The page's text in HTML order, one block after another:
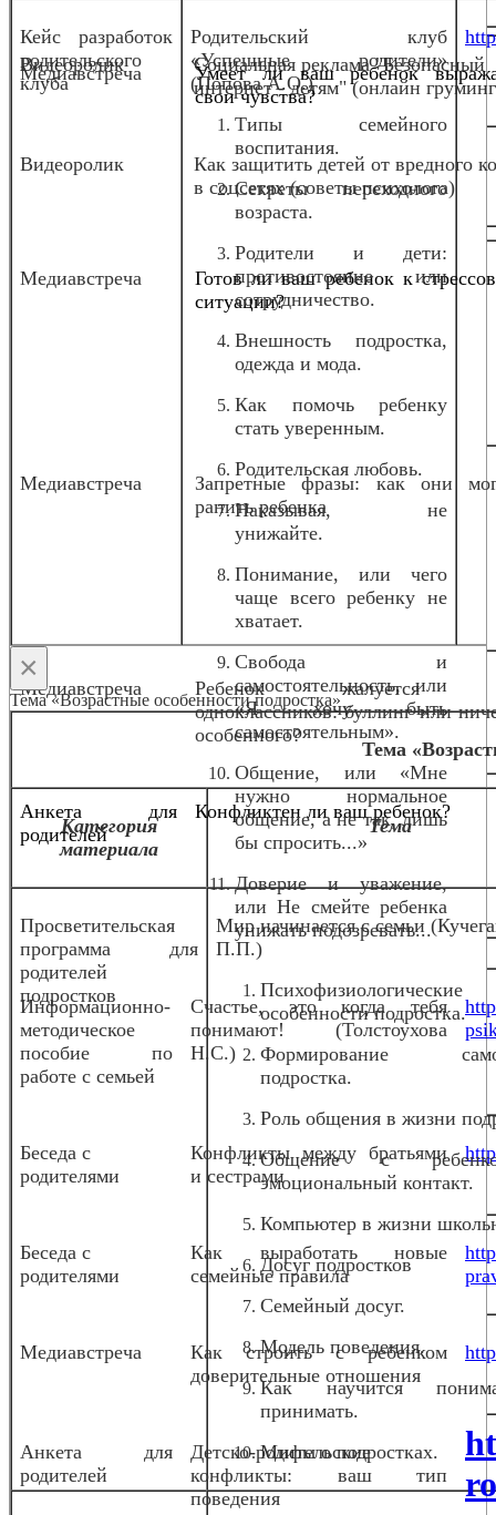
Видеоролик
Социальная реклама "Безопасный
интернет - детям" (онлайн
Видеоролик
Как защитить детей от вредного
в соцсетях (советы психолога)
Медиавстреча
Умеет ли ваш ребенок
свои чувства?
Медиавстреча
Готов ли ваш ребенок к
ситуации?
Медиавстреча
Запретные фразы: как они
ранить ребенка
Медиавстреча
Ребенок жалуется
одноклассников: буллинг или
особенного?о
Анкета для
родителей
Конфликтен ли ваш ребенок?
Кейс разработок
родительского
клуба
Родительский клуб
«Успешные родители»
(Попова А.О.)
Типы семейного
воспитания.
Секреты переходного
возраста.
Родители и дети:
противостояние или
сотрудничество.
Внешность подростка,
одежда и мода.
Как помочь ребенку
стать уверенным.
Родительская любовь.
Наказывая, не
унижайте.
Понимание, или чего
чаще всего ребенку не
хватает.
Свобода и
самостоятельность, или
«Я хочу быть
самостоятельным».
Общение, или «Мне
нужно нормальное
общение, а не так, лишь
бы спросить...»
Доверие и уважение,
или Не смейте ребенка
унижать подозревать...
Информационно-
методическое
пособие по
работе с семьей
Счастье, это когда тебя
понимают! (Толстоухова
Н.С.)
Беседа с
родителями
Конфликты между братьями
и сестрами
Беседа с
родителями
Как выработать новые
семейные правила
Медиавстреча
Как строить с ребенком
доверительные отношения
Анкета для
родителей
Детско-родительские
конфликты: ваш тип
поведения
×
Тема «Возрастные особенности подростка»
Тема
Категория
материала
Тема
Просветительская
программа для
родителей
подростков
Мир начинается с семьи
П.П.)
Психофизиологические
особенности подростка.
Формирование
подростка.
Роль общения в жизни
Общение с
эмоциональный контакт.
Компьютер в жизни
Досуг подростков
Семейный досуг.
Модель поведения.
Как научится
принимать.
Мифы о подростках.